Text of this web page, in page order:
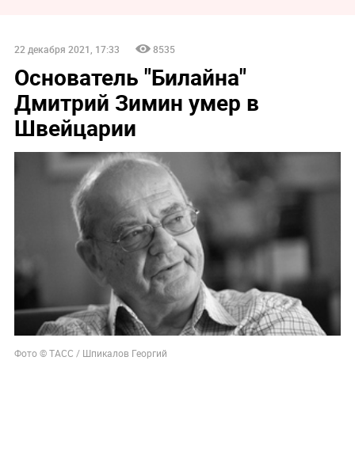
22 декабря 2021, 17:33 8535
Основатель "Билайна"
Дмитрий Зимин умер в
Швейцарии
Фото © ТАСС / Шпикалов Георгий